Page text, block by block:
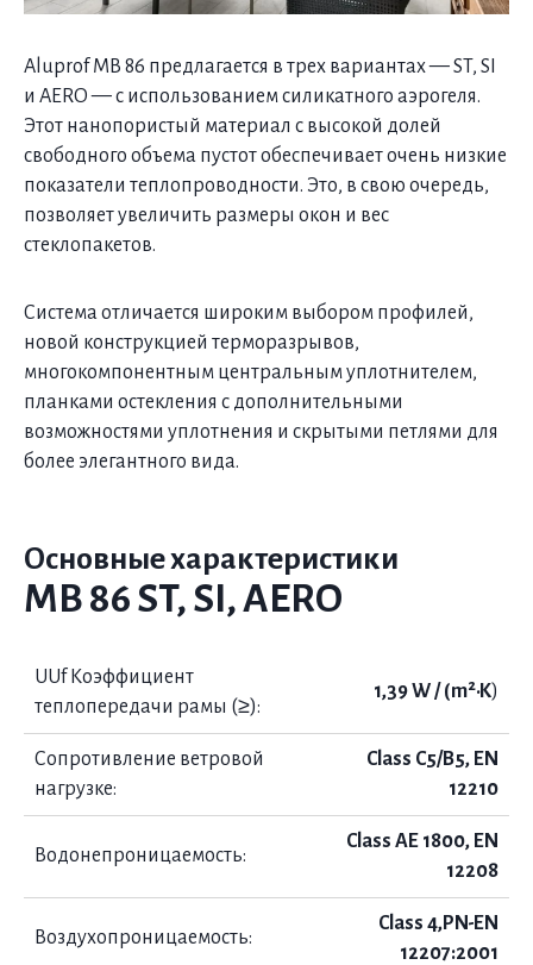
Aluprof MB 86 предлагается в трех вариантах — ST, SI
и AERO — с использованием силикатного аэрогеля.
Этот нанопористый материал с высокой долей
свободного объема пустот обеспечивает очень низкие
показатели теплопроводности. Это, в свою очередь,
позволяет увеличить размеры окон и вес
стеклопакетов.
Система отличается широким выбором профилей,
новой конструкцией терморазрывов,
многокомпонентным центральным уплотнителем,
планками остекления с дополнительными
возможностями уплотнения и скрытыми петлями для
более элегантного вида.
Основные характеристики
MB 86 ST, SI, AERO
UUf Коэффициент
теплопередачи рамы (≥):
1,39 W / (m²·K)
Сопротивление ветровой
нагрузке:
Class C5/B5, EN
12210
Водонепроницаемость:
Class AE 1800, EN
12208
Воздухопроницаемость:
Class 4,PN-EN
12207:2001